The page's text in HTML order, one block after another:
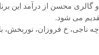
۱۰,۰۰۰ تومان بوده و گالری محسن از
می شود.
خ فروزان، نوربخش،